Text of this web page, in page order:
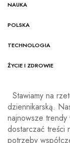
NAUKA
POLSKA
TECHNOLOGIA
ŻYCIE I ZDROWIE
Stawiamy na
dziennikarską.
najnowsze
dostarczać treści
potrzeby